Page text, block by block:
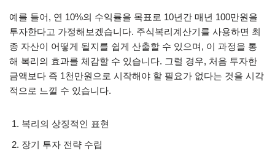
예를 들어, 연 10%의 수익률을 목표로 10년간 매년 100만원을
투자한다고 가정해보겠습니다. 주식복리계산기를 사용하면 최
종 자산이 어떻게 될지를 쉽게 산출할 수 있으며, 이 과정을 통
해 복리의 효과를 체감할 수 있습니다. 그럴 경우, 처음 투자한
금액보다 즉 1천만원으로 시작해야 할 필요가 없다는 것을 시각
적으로 느낄 수 있습니다.
복리의 상징적인 표현
장기 투자 전략 수립